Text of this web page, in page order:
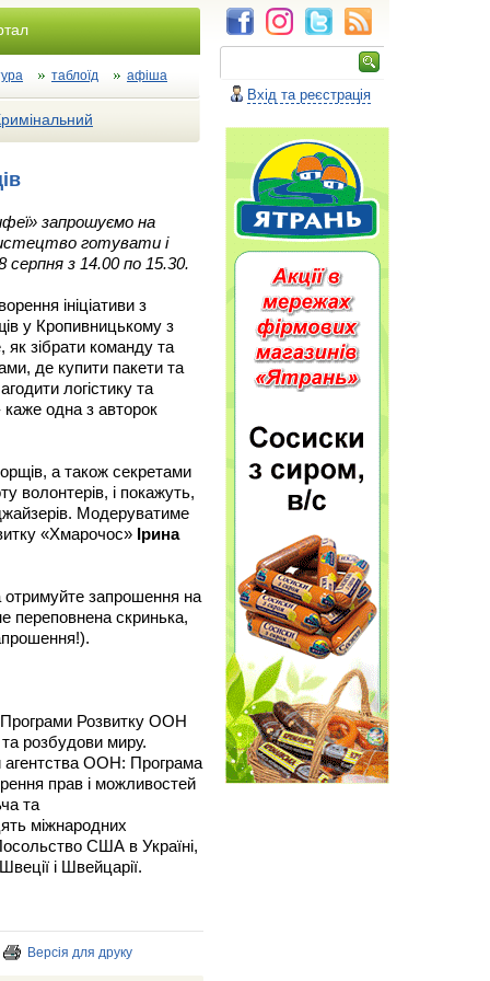
таблоїд афіша
запрошуємо на
готувати і
з 14.00 по 15.30.
ініціативи з
у Кропивницькому з
зібрати команду та
де купити пакети та
логістику та
одна з авторок
а також секретами
волонтерів, і покажуть,
Модеруватиме
«Хмарочос» Ірина
запрошення на
переповнена скринька,
Розвитку ООН
розбудови миру.
агентства ООН: Програма
прав і можливостей
та
міжнародних
США в Україні,
і Швейцарії.
Версія для друку
Вхід та реєстрація